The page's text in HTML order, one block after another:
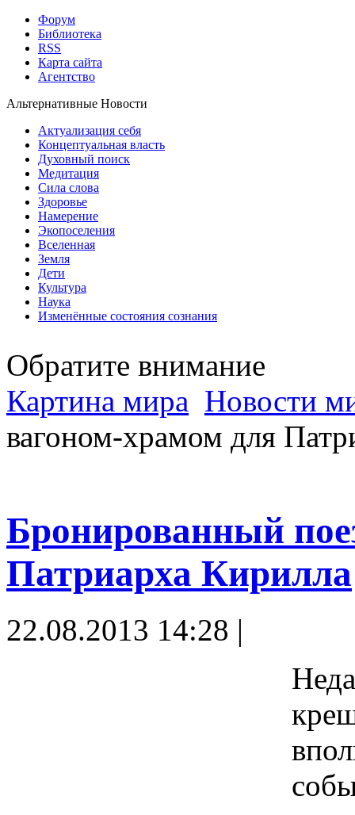
Форум
Библиотека
RSS
Карта сайта
Агентство
Альтернативные Новости
Актуализация себя
Концептуальная власть
Духовный поиск
Медитация
Сила слова
Здоровье
Намерение
Экопоселения
Вселенная
Земля
Дети
Культура
Наука
Изменённые состояния сознания
Обратите внимание
Картина мира Новости
вагоном-храмом для
Бронированный
Патриарха Кирилла
22.08.2013 14:28 |